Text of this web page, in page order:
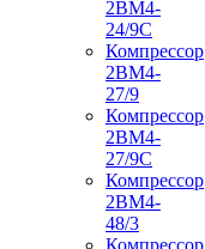
2ВМ4-
24/9С
Компрессор
2ВМ4-
27/9
Компрессор
2ВМ4-
27/9С
Компрессор
2ВМ4-
48/3